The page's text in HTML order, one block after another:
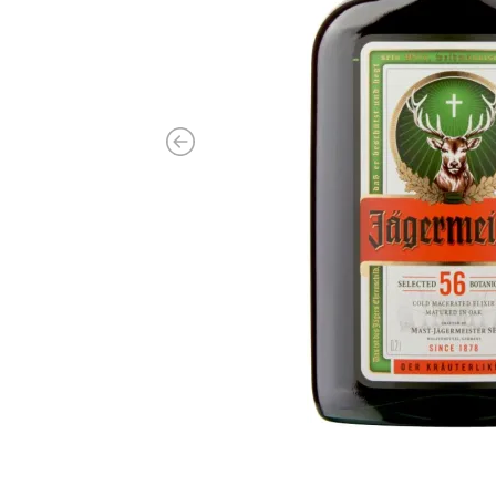
Previous